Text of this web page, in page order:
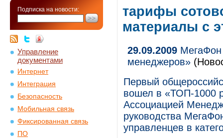
Подписка на новости:
Управление
документами
Интернет
Интеграция
Безопасность
Мобильная связь
Фиксированная связь
ПО
тарифы
материалы с
29.09.2009 МегаФон
менеджеров»
Первый
вошел в «ТОП-1000
Ассоциацией
руководства
управленцев в